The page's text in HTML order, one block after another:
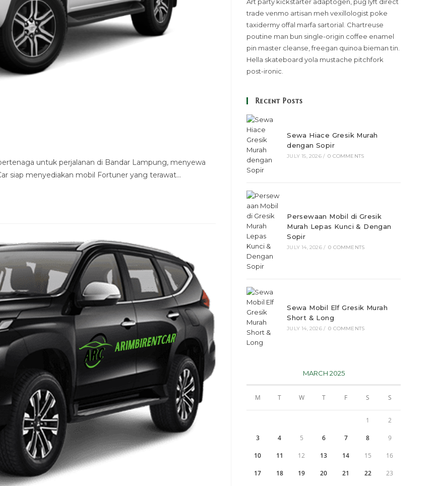
untuk perjalanan di Bandar Lampung, menyewa
siap menyediakan mobil Fortuner yang terawat…
trade venmo artisan meh vexillologist poke
taxidermy offal marfa sartorial. Chartreuse
poutine man bun single-origin coffee enamel
pin master cleanse, freegan quinoa bieman tin.
Hella skateboard yola mustache pitchfork
post-ironic.
Recent Posts
Sewa Hiace Gresik Murah
dengan Sopir
JULY 15, 2026 / 0 COMMENTS
Persewaan Mobil di Gresik
Murah Lepas Kunci & Dengan
Sopir
JULY 14, 2026 / 0 COMMENTS
Sewa Mobil Elf Gresik Murah
Short & Long
JULY 14, 2026 / 0 COMMENTS
MARCH 2025
M T W T F S S
1 2
3 4 5 6 7 8 9
10 11 12 13 14 15 16
17 18 19 20 21 22 23